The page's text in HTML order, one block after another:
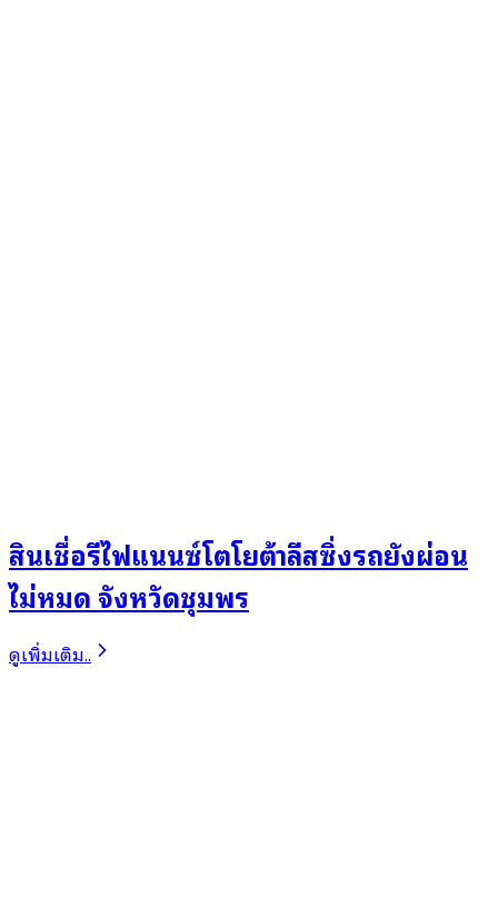
สินเชื่อรีไฟแนนซ์โตโยต้าลีสซิ่งรถยังผ่อน
ไม่หมด จังหวัดชุมพร
ดูเพิ่มเติม..